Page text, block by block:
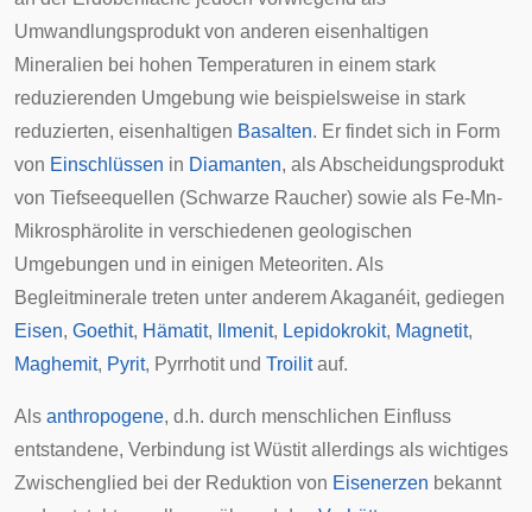
Umwandlungsprodukt von anderen eisenhaltigen
Mineralien bei hohen Temperaturen in einem stark
reduzierenden Umgebung wie beispielsweise in stark
reduzierten, eisenhaltigen Basalten. Er findet sich in Form
von Einschlüssen in Diamanten, als Abscheidungsprodukt
von Tiefseequellen (Schwarze Raucher) sowie als Fe-Mn-
Mikrosphärolite in verschiedenen geologischen
Umgebungen und in einigen Meteoriten. Als
Begleitminerale treten unter anderemAkaganéit, gediegen
Eisen, Goethit, Hämatit, Ilmenit, Lepidokrokit, Magnetit,
Maghemit, Pyrit, Pyrrhotitund Troilitauf.
Als anthropogene, d.h. durch menschlichen Einfluss
entstandene, Verbindung ist Wüstit allerdings als wichtiges
Zwischenglied bei der Reduktion von Eisenerzen bekannt